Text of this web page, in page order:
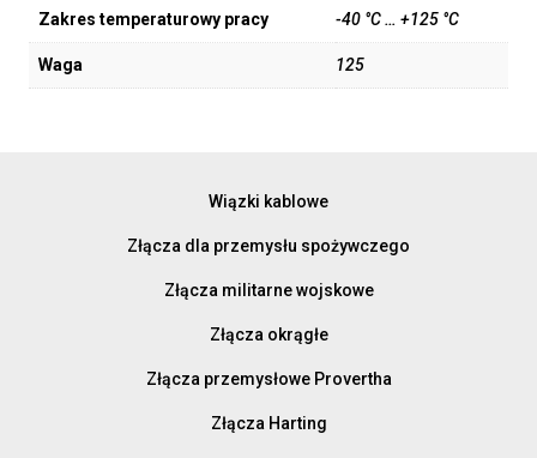
Zakres temperaturowy pracy -40 °C … +125 °C
Waga 125
Wiązki kablowe
Złącza dla przemysłu spożywczego
Złącza militarne wojskowe
Złącza okrągłe
Złącza przemysłowe Provertha
Złącza Harting